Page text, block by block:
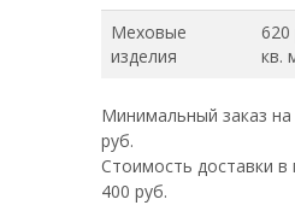
Меховые
изделия
620
кв.
Минимальный заказ
руб.
Стоимость доставки
400 руб.